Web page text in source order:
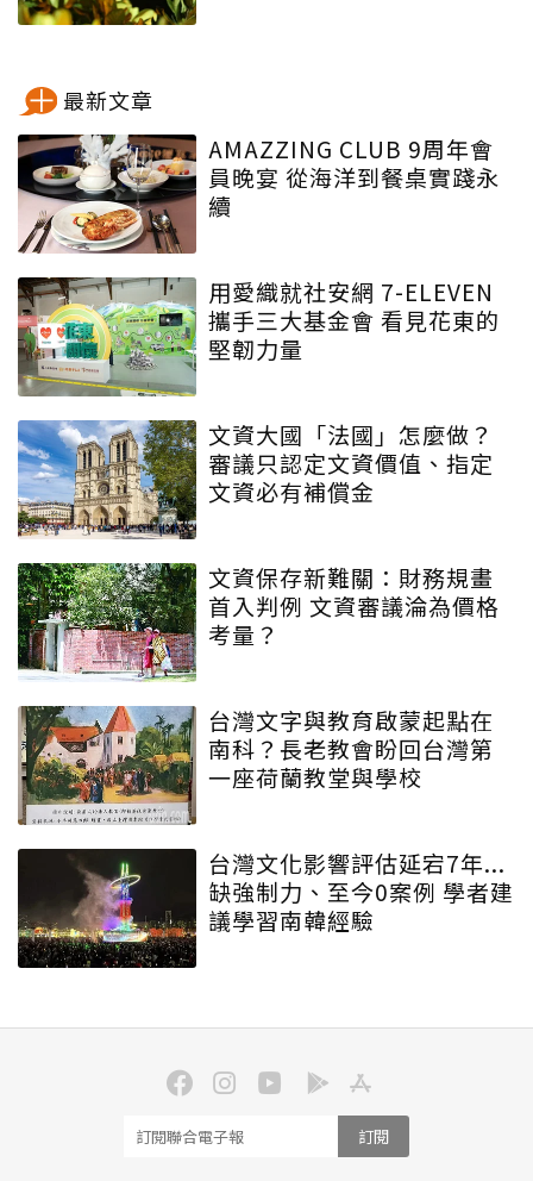
最新文章
AMAZZING CLUB 9周年會
員晚宴 從海洋到餐桌實踐永
續
用愛織就社安網 7-ELEVEN
攜手三大基金會 看見花東的
堅韌力量
文資大國「法國」怎麼做？
審議只認定文資價值、指定
文資必有補償金
文資保存新難關：財務規畫
首入判例 文資審議淪為價格
考量？
台灣文字與教育啟蒙起點在
南科？長老教會盼回台灣第
一座荷蘭教堂與學校
台灣文化影響評估延宕7年...
缺強制力、至今0案例 學者建
議學習南韓經驗
訂閱